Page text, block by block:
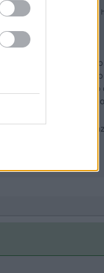
ci hanno ammantato,
per vedere film
la compatibilità del
problemi e me la sono
poi il resto è a carico
perchè il telefono